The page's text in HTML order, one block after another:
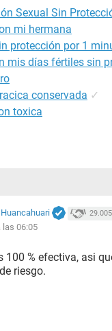
Sexual Sin
mi hermana
protección por 1
mis días fértiles sin
conservada ✓
toxica
29.005
las 06:05
100 % efectiva, asi
riesgo.